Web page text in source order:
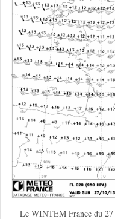
Le WINTEM France du